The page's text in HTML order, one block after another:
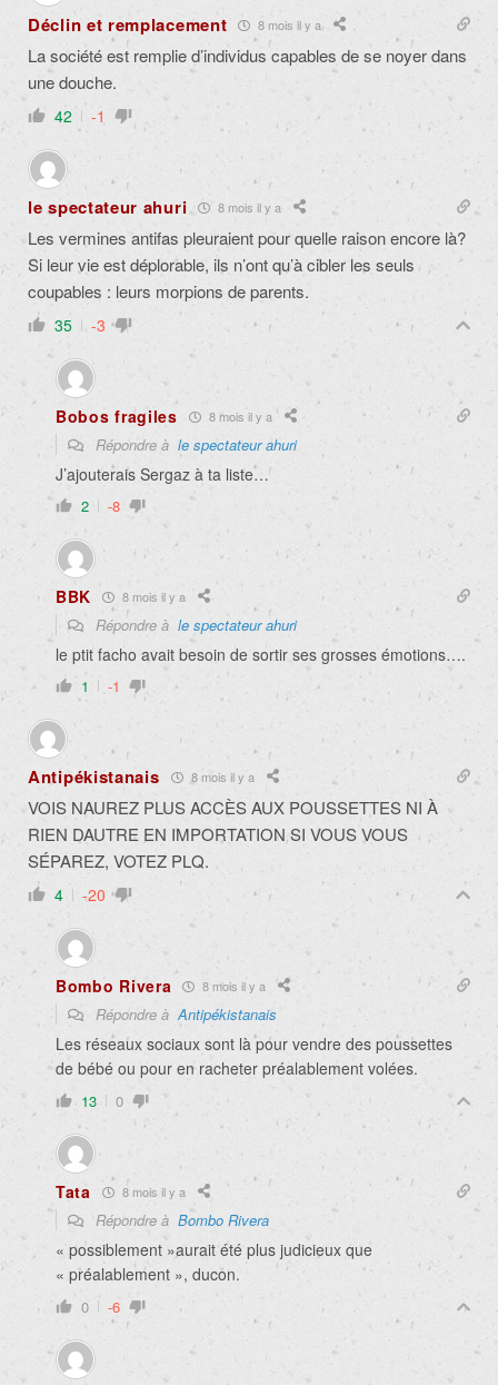
Déclin et remplacement 8 mois il y a
La société est remplie d’individus capables de se noyer dans
une douche.
42 -1
le spectateur ahuri 8 mois il y a
Les vermines antifas pleuraient pour quelle raison encore là?
Si leur vie est déplorable, ils n’ont qu’à cibler les seuls
coupables : leurs morpions de parents.
35 -3
Bobos fragiles 8 mois il y a
Répondre à le spectateur ahuri
J’ajouterais Sergaz à ta liste…
2 -8
BBK 8 mois il y a
Répondre à le spectateur ahuri
le ptit facho avait besoin de sortir ses grosses émotions….
1 -1
Antipékistanais 8 mois il y a
VOIS NAUREZ PLUS ACCÈS AUX POUSSETTES NI À
RIEN DAUTRE EN IMPORTATION SI VOUS VOUS
SÉPAREZ, VOTEZ PLQ.
4 -20
Bombo Rivera 8 mois il y a
Répondre àAntipékistanais
Les réseaux sociaux sont là pour vendre des poussettes
de bébé ou pour en racheter préalablement volées.
13 0
Tata 8 mois il y a
Répondre à Bombo Rivera
« possiblement »aurait été plus judicieux que
« préalablement », ducon.
0 -6